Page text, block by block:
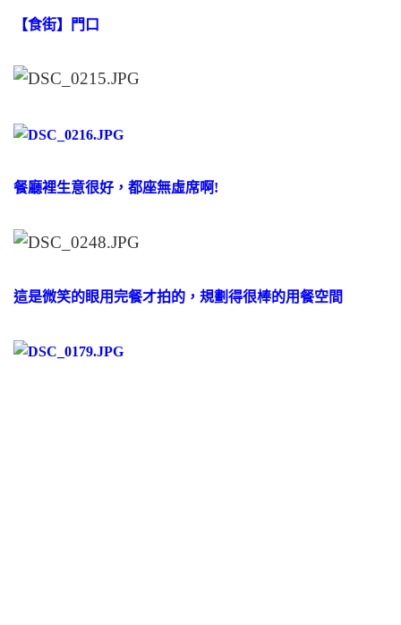
【食街】門口
餐廳裡生意很好，都座無虛席啊!
這是微笑的眼用完餐才拍的，規劃得很棒的用餐空間